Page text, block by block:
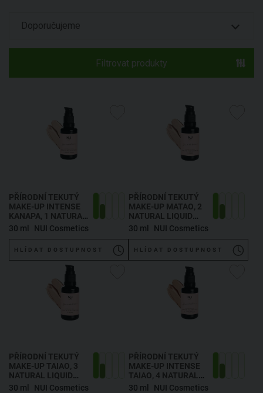
Filtrovat produkty
PŘÍRODNÍ TEKUTÝ
MAKE-UP INTENSE
KANAPA , 1 NATURAL
LIQUID FOUNDATION
30 ml NUI Cosmetics
HLÍDAT DOSTUPNOST
PŘÍRODNÍ TEKUTÝ
MAKE-UP MATAO , 2
NATURAL LIQUID
FOUNDATION
30 ml NUI Cosmetics
HLÍDAT DOSTUPNOST
PŘÍRODNÍ TEKUTÝ
MAKE-UP TAIAO , 3
NATURAL LIQUID
FOUNDATION TAIAO
30 ml NUI Cosmetics
PŘÍRODNÍ TEKUTÝ
MAKE-UP INTENSE
TAIAO , 4 NATURAL
LIQUID FOUNDATION
30 ml NUI Cosmetics